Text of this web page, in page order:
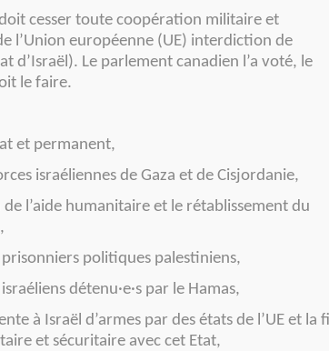
cesser toute coopération militaire et
l’Union européenne (UE) interdiction de
d’Israël). Le parlement canadien l’a voté, le
le faire.
et permanent,
israéliennes de Gaza et de Cisjordanie,
l’aide humanitaire et le rétablissement du
politiques palestiniens,
détenu·e·s par le Hamas,
à Israël d’armes par des états de l’UE et la
et sécuritaire avec cet Etat,